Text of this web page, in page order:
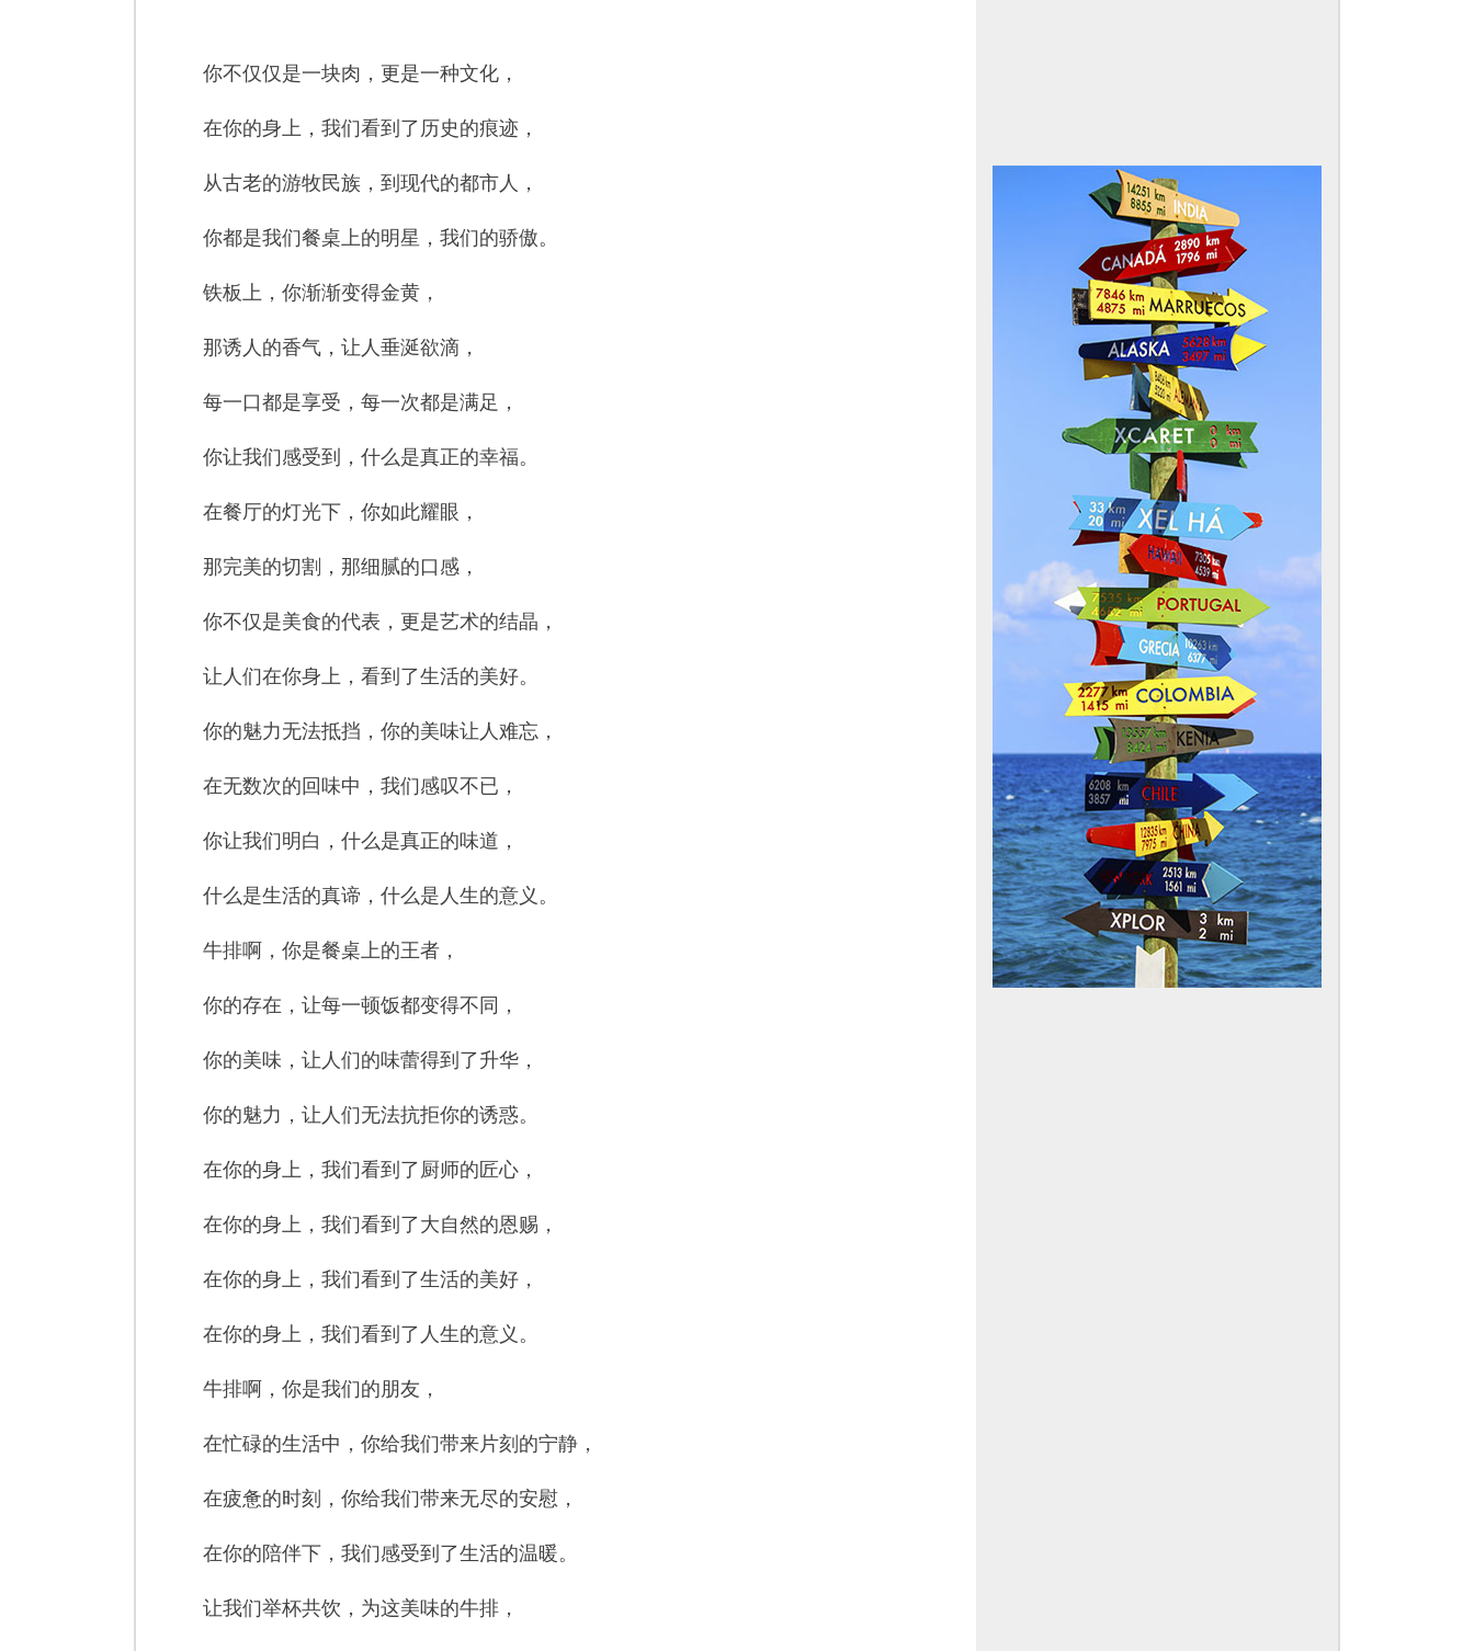
你不仅仅是一块肉，更是一种文化，
在你的身上，我们看到了历史的痕迹，
从古老的游牧民族，到现代的都市人，
你都是我们餐桌上的明星，我们的骄傲。
铁板上，你渐渐变得金黄，
那诱人的香气，让人垂涎欲滴，
每一口都是享受，每一次都是满足，
你让我们感受到，什么是真正的幸福。
在餐厅的灯光下，你如此耀眼，
那完美的切割，那细腻的口感，
你不仅是美食的代表，更是艺术的结晶，
让人们在你身上，看到了生活的美好。
你的魅力无法抵挡，你的美味让人难忘，
在无数次的回味中，我们感叹不已，
你让我们明白，什么是真正的味道，
什么是生活的真谛，什么是人生的意义。
牛排啊，你是餐桌上的王者，
你的存在，让每一顿饭都变得不同，
你的美味，让人们的味蕾得到了升华，
你的魅力，让人们无法抗拒你的诱惑。
在你的身上，我们看到了厨师的匠心，
在你的身上，我们看到了大自然的恩赐，
在你的身上，我们看到了生活的美好，
在你的身上，我们看到了人生的意义。
牛排啊，你是我们的朋友，
在忙碌的生活中，你给我们带来片刻的宁静，
在疲惫的时刻，你给我们带来无尽的安慰，
在你的陪伴下，我们感受到了生活的温暖。
让我们举杯共饮，为这美味的牛排，